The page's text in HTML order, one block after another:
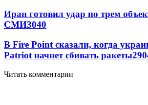
Иран готовил удар по трем
СМИ3040
В Fire Point сказали, когда
Patriot начнет сбивать ракеты
Читать комментарии